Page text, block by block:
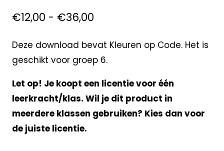
€12,00 - €36,00
Deze download bevat Kleuren op Code. Het is
geschikt voor groep 6.
Let op! Je koopt een licentie voor één
leerkracht/klas. Wil je dit product in
meerdere klassen gebruiken? Kies dan voor
de juiste licentie.